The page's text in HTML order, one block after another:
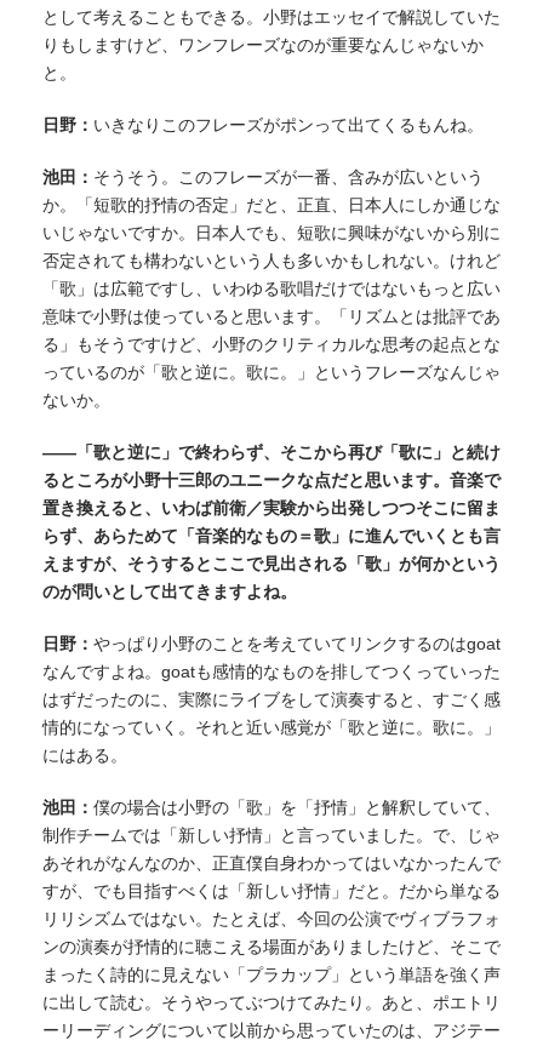
として考えることもできる。小野はエッセイで解説していた
りもしますけど、ワンフレーズなのが重要なんじゃないか
と。
日野： いきなりこのフレーズがポンって出てくるもんね。
池田： そうそう。このフレーズが一番、含みが広いという
か。「短歌的抒情の否定」だと、正直、日本人にしか通じな
いじゃないですか。日本人でも、短歌に興味がないから別に
否定されても構わないという人も多いかもしれない。けれど
「歌」は広範ですし、いわゆる歌唱だけではないもっと広い
意味で小野は使っていると思います。「リズムとは批評であ
る」もそうですけど、小野のクリティカルな思考の起点とな
っているのが「歌と逆に。歌に。」というフレーズなんじゃ
ないか。
——「歌と逆に」で終わらず、そこから再び「歌に」と続け
るところが小野十三郎のユニークな点だと思います。音楽で
置き換えると、いわば前衛／実験から出発しつつそこに留ま
らず、あらためて「音楽的なもの＝歌」に進んでいくとも言
えますが、そうするとここで見出される「歌」が何かという
のが問いとして出てきますよね。
日野： やっぱり小野のことを考えていてリンクするのはgoat
なんですよね。goatも感情的なものを排してつくっていった
はずだったのに、実際にライブをして演奏すると、すごく感
情的になっていく。それと近い感覚が「歌と逆に。歌に。」
にはある。
池田： 僕の場合は小野の「歌」を「抒情」と解釈していて、
制作チームでは「新しい抒情」と言っていました。で、じゃ
あそれがなんなのか、正直僕自身わかってはいなかったんで
すが、でも目指すべくは「新しい抒情」だと。だから単なる
リリシズムではない。たとえば、今回の公演でヴィブラフォ
ンの演奏が抒情的に聴こえる場面がありましたけど、そこで
まったく詩的に見えない「プラカップ」という単語を強く声
に出して読む。そうやってぶつけてみたり。あと、ポエトリ
ーリーディングについて以前から思っていたのは、アジテー